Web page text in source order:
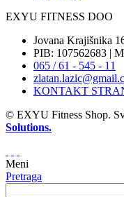
EXYU FITNESS DOO
Jovana Krajišnika
PIB: 107562683 |
065 / 61 - 545 - 11
KONTAKT
© EXYU Fitness Shop.
Solutions.
Meni
Pretraga